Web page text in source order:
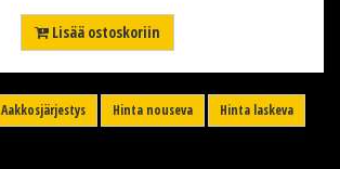
Lisää ostoskoriin
Aakkosjärjestys Hinta nouseva Hinta laskeva